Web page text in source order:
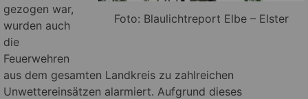
Foto: Blaulichtreport Elbe – Elster
gezogen war,
wurden auch
die
Feuerwehren
aus dem gesamten Landkreis zu zahlreichen
Unwettereinsätzen alarmiert. Aufgrund dieses